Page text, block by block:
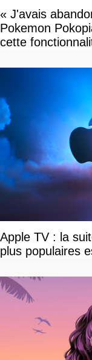
« J'avais
Pokemon
cette
Apple TV : la
plus populaires